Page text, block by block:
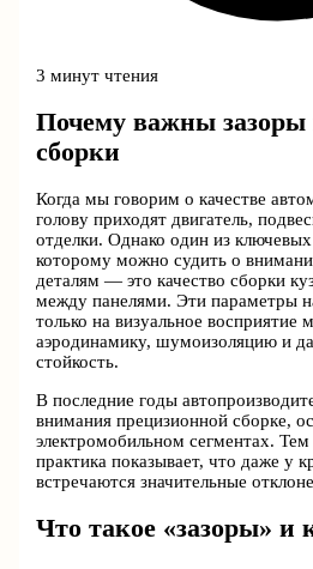
3 минут чтения
Почему важны зазоры
сборки
Когда мы говорим о качестве
голову приходят двигатель,
отделки. Однако один из ключевых
которому можно судить о
деталям — это качество сборки
между панелями. Эти параметры
только на визуальное
аэродинамику, шумоизоляцию и
стойкость.
В последние годы
внимания прецизионной сборке,
электромобильном сегментах.
практика показывает, что даже у
встречаются значительные
Что такое «зазоры» и